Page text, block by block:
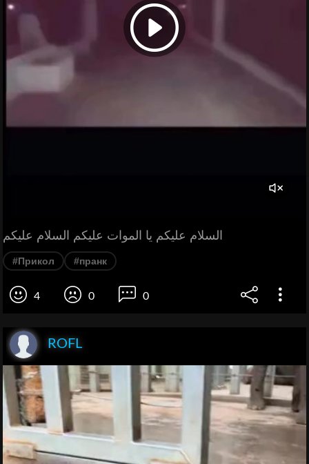
السلام عليكم يا الموات عليكم السلام عليكم
#Прикол #пранк
4 0 0
ROFL